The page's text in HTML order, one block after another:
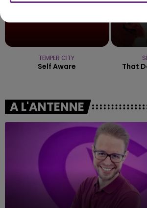
TEMPER CITY
Self Aware
That
A L'ANTENNE